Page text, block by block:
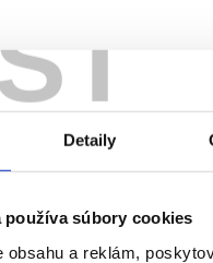
Detaily
používa súbory cookies
obsahu a reklám,
riešenie pre
firmy,